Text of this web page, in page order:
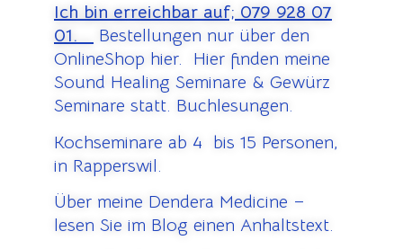
Ich bin erreichbar auf; 079 928 07
01.
Bestellungen nur über den
OnlineShop hier. Hier finden meine
Sound Healing Seminare & Gewürz
Seminare statt. Buchlesungen.
Kochseminare ab 4 bis 15 Personen,
in Rapperswil.
Über meine Dendera Medicine –
lesen Sie im Blog einen Anhaltstext.